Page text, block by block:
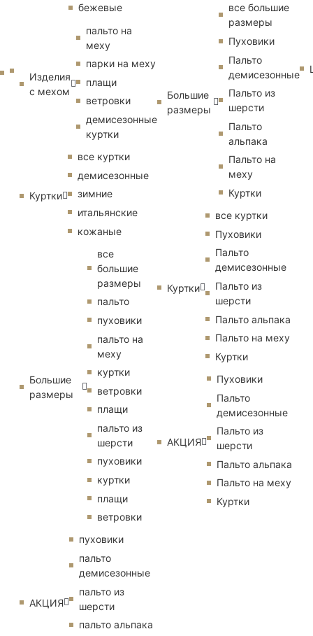
бежевые
Изделия
с мехом
пальто на
меху
парки на меху
плащи
ветровки
демисезонные
куртки
Куртки
все куртки
демисезонные
зимние
итальянские
кожаные
Большие
размеры
все
большие
размеры
пальто
пуховики
пальто на
меху
куртки
ветровки
плащи
пальто из
шерсти
пуховики
куртки
плащи
ветровки
АКЦИЯ
пуховики
пальто
демисезонные
пальто из
шерсти
пальто альпака
Большие
размеры
все большие
размеры
Пуховики
Пальто
демисезонные
Пальто из
шерсти
Пальто
альпака
Пальто на
меху
Куртки
Куртки
все куртки
Пуховики
Пальто
демисезонные
Пальто из
шерсти
Пальто альпака
Пальто на меху
Куртки
АКЦИЯ
Пуховики
Пальто
демисезонные
Пальто из
шерсти
Пальто альпака
Пальто на меху
Куртки